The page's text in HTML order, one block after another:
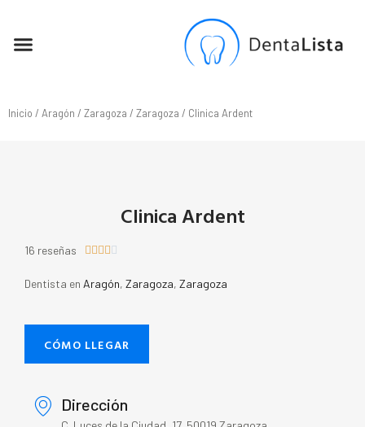
Inicio / Aragón / Zaragoza / Zaragoza / Clinica Ardent
Clinica Ardent
16 reseñas     
Dentista en Aragón, Zaragoza, Zaragoza
CÓMO LLEGAR
Dirección